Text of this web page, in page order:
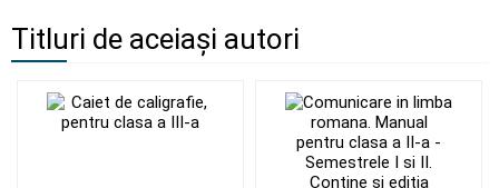
Titluri de aceiași autori